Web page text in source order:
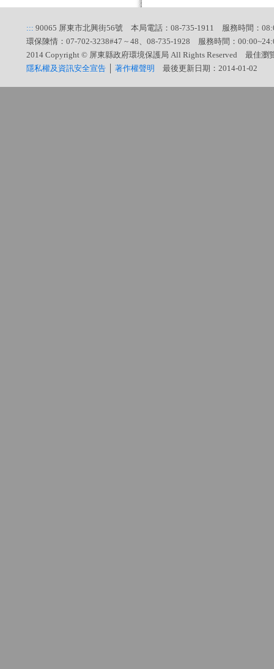
::: 90065 屏東市北興街56號 本局電話：08-735-1911 服務時間：
環保陳情：07-702-3238#47 ~ 48、08-735-1928 服務時間：
2014 Copyright © 屏東縣政府環境保護局 All Rights Reserved 最佳瀏
隱私權及資訊安全宣告
著作權聲明 最後更新日期：2014-01-02